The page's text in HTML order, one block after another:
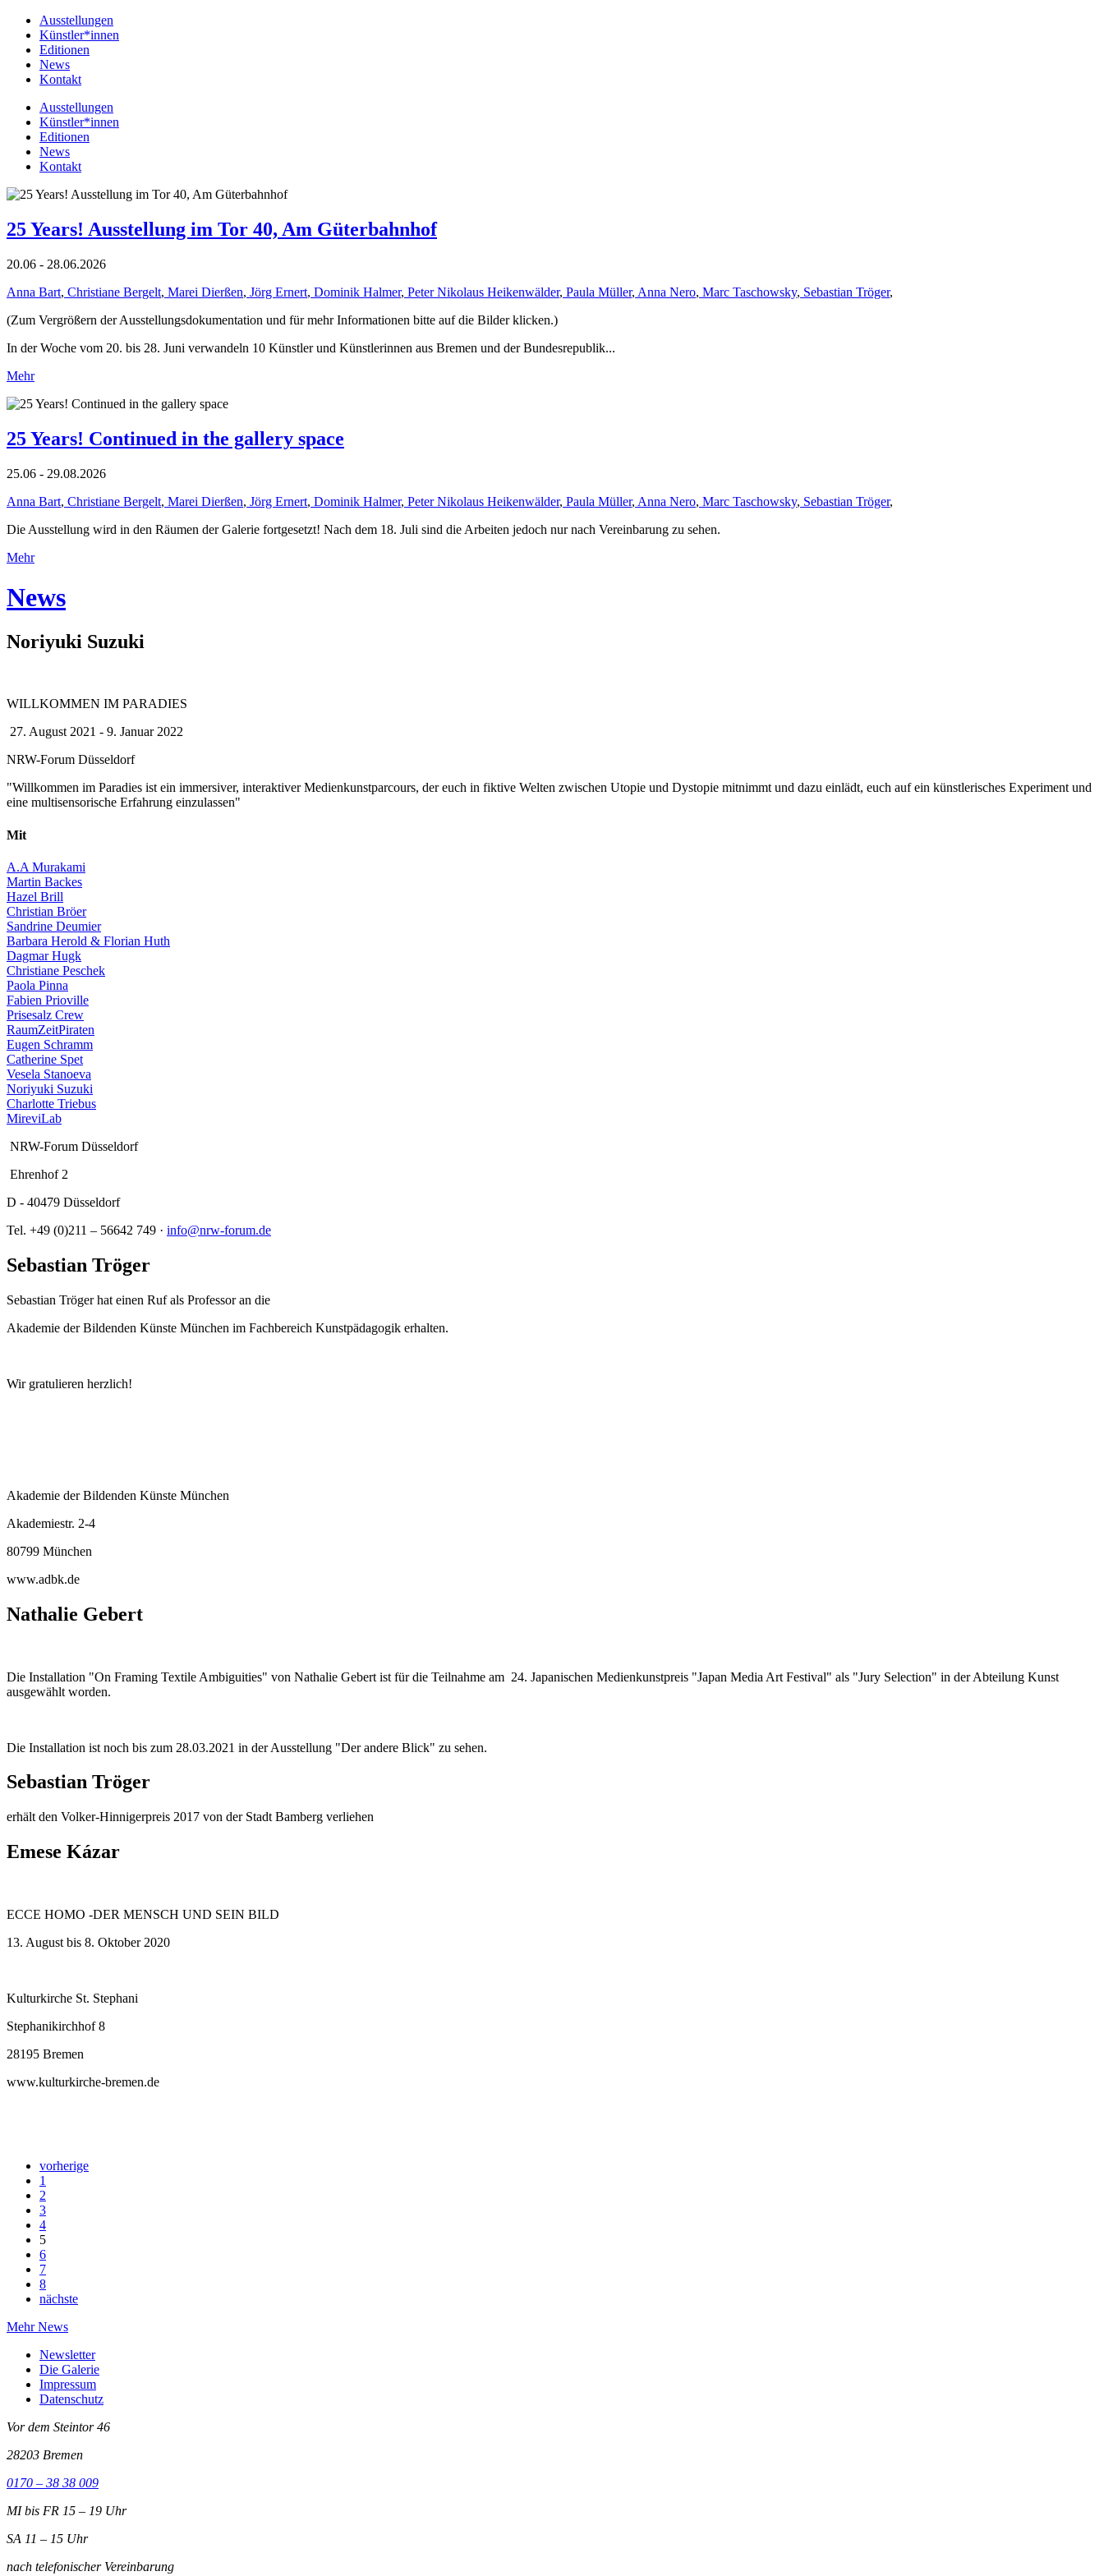
Ausstellungen
Künstler*innen
Editionen
News
Kontakt
Ausstellungen
Künstler*innen
Editionen
News
Kontakt
25 Years! Ausstellung im Tor 40, Am Güterbahnhof
20.06 - 28.06.2026
Anna Bart, Christiane Bergelt, Marei Dierßen, Jörg Ernert, Dominik Halmer, Peter Nikolaus Heikenwälder, Paula Müller, Anna Nero, Marc Taschowsky, Sebastian Tröger,
(Zum Vergrößern der Ausstellungsdokumentation und für mehr Informationen bitte auf die Bilder klicken.)
In der Woche vom 20. bis 28. Juni verwandeln 10 Künstler und Künstlerinnen aus Bremen und der Bundesrepublik...
Mehr
25 Years! Continued in the gallery space
25.06 - 29.08.2026
Anna Bart, Christiane Bergelt, Marei Dierßen, Jörg Ernert, Dominik Halmer, Peter Nikolaus Heikenwälder, Paula Müller, Anna Nero, Marc Taschowsky, Sebastian Tröger,
Die Ausstellung wird in den Räumen der Galerie fortgesetzt! Nach dem 18. Juli sind die Arbeiten jedoch nur nach Vereinbarung zu sehen.
Mehr
News
Noriyuki Suzuki
WILLKOMMEN IM PARADIES
27. August 2021 - 9. Januar 2022
NRW-Forum Düsseldorf
"Willkommen im Paradies ist ein immersiver, interaktiver Medienkunstparcours, der euch in fiktive Welten zwischen Utopie und Dystopie mitnimmt und dazu einlädt, euch auf ein künstlerisches Experiment und
eine multisensorische Erfahrung einzulassen"
Mit
A.A Murakami
Martin Backes
Hazel Brill
Christian Bröer
Sandrine Deumier
Barbara Herold & Florian Huth
Dagmar Hugk
Christiane Peschek
Paola Pinna
Fabien Prioville
Prisesalz Crew
RaumZeitPiraten
Eugen Schramm
Catherine Spet
Vesela Stanoeva
Noriyuki Suzuki
Charlotte Triebus
MireviLab
NRW-Forum Düsseldorf
Ehrenhof 2
D - 40479 Düsseldorf
Tel. +49 (0)211 – 56642 749 · info@nrw-forum.de
Sebastian Tröger
Sebastian Tröger hat einen Ruf als Professor an die
Akademie der Bildenden Künste München im Fachbereich Kunstpädagogik erhalten.
Wir gratulieren herzlich!
Akademie der Bildenden Künste München
Akademiestr. 2-4
80799 München
www.adbk.de
Nathalie Gebert
Die Installation "On Framing Textile Ambiguities" von Nathalie Gebert ist für die Teilnahme am 24. Japanischen Medienkunstpreis "Japan Media Art Festival" als "Jury Selection" in der Abteilung Kunst
ausgewählt worden.
Die Installation ist noch bis zum 28.03.2021 in der Ausstellung "Der andere Blick" zu sehen.
Sebastian Tröger
erhält den Volker-Hinnigerpreis 2017 von der Stadt Bamberg verliehen
Emese Kázar
ECCE HOMO -DER MENSCH UND SEIN BILD
13. August bis 8. Oktober 2020
Kulturkirche St. Stephani
Stephanikirchhof 8
28195 Bremen
www.kulturkirche-bremen.de
vorherige
1
2
3
4
5
6
7
8
nächste
Mehr News
Newsletter
Die Galerie
Impressum
Datenschutz
Vor dem Steintor 46
28203 Bremen
0170 – 38 38 009
MI bis FR 15 – 19 Uhr
SA 11 – 15 Uhr
nach telefonischer Vereinbarung